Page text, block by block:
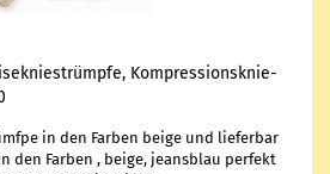
Kom­pres­si­ons­knie­
in den Far­ben beige und lie­fer­bar
den Far­ben , beige, jeans­blau per­fekt